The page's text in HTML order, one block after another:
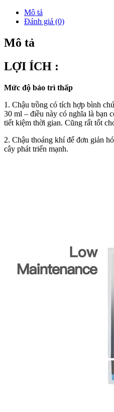
Mô tả
Đánh giá (0)
Mô tả
LỢI ÍCH :
Mức độ bảo trì thấp
1. Chậu trồng có tích hợp bình
30 ml – điều này có nghĩa là bạn
tiết kiệm thời gian. Cũng rất tốt
2. Chậu thoáng khí để đơn giản
cây phát triển mạnh.